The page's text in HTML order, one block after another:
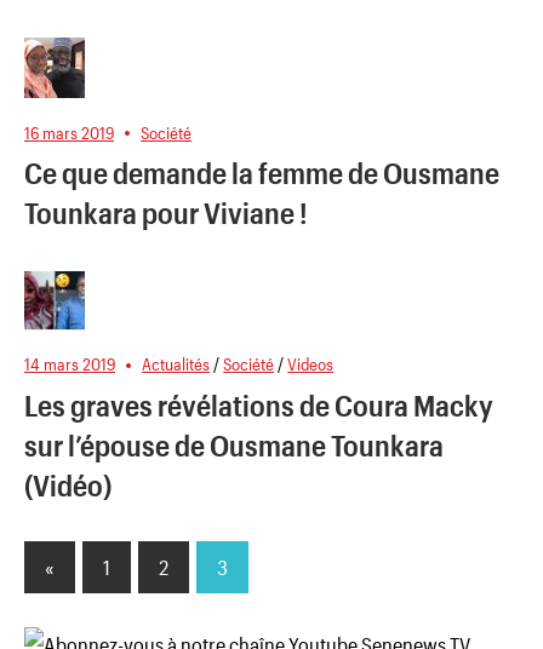
16 mars 2019 Société
Ce que demande la femme de Ousmane
Tounkara pour Viviane !
14 mars 2019 Actualités /Société /Videos
Les graves révélations de Coura Macky
sur l’épouse de Ousmane Tounkara
(Vidéo)
Pagination
« Previous
Posts
1 2 3